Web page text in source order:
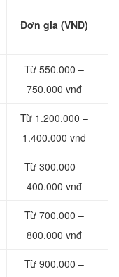
Đơn gia (VNĐ)
Từ 550.000 –
750.000 vnđ
Từ 1.200.000 –
1.400.000 vnđ
Từ 300.000 –
400.000 vnđ
Từ 700.000 –
800.000 vnđ
Từ 900.000 –